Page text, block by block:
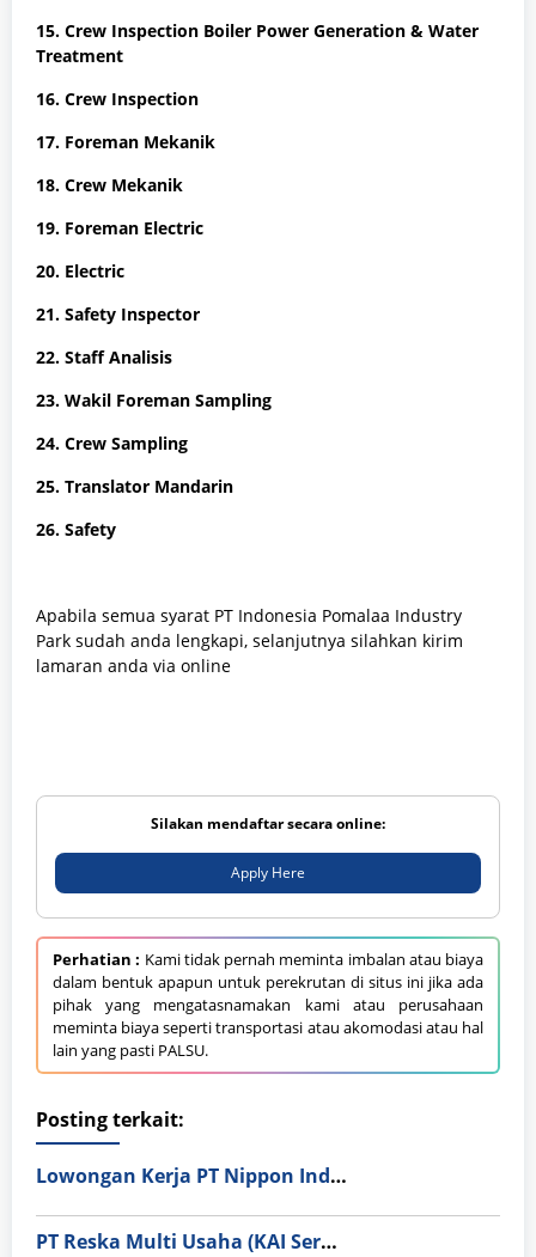
15. Crew Inspection Boiler Power Generation & Water
Treatment
16. Crew Inspection
17. Foreman Mekanik
18. Crew Mekanik
19. Foreman Electric
20. Electric
21. Safety Inspector
22. Staff Analisis
23. Wakil Foreman Sampling
24. Crew Sampling
25. Translator Mandarin
26. Safety
Apabila semua syarat PT Indonesia Pomalaa Industry
Park sudah anda lengkapi, selanjutnya silahkan kirim
lamaran anda via online
Silakan mendaftar secara online:
Apply Here
Perhatian : Kami tidak pernah meminta imbalan atau biaya
dalam bentuk apapun untuk perekrutan di situs ini jika ada
pihak yang mengatasnamakan kami atau perusahaan
meminta biaya seperti transportasi atau akomodasi atau hal
lain yang pasti PALSU.
Posting terkait:
Lowongan Kerja PT Nippon Indosari Corpindo Tbk. Bulan Agustus 2026
PT Reska Multi Usaha (KAI Services)